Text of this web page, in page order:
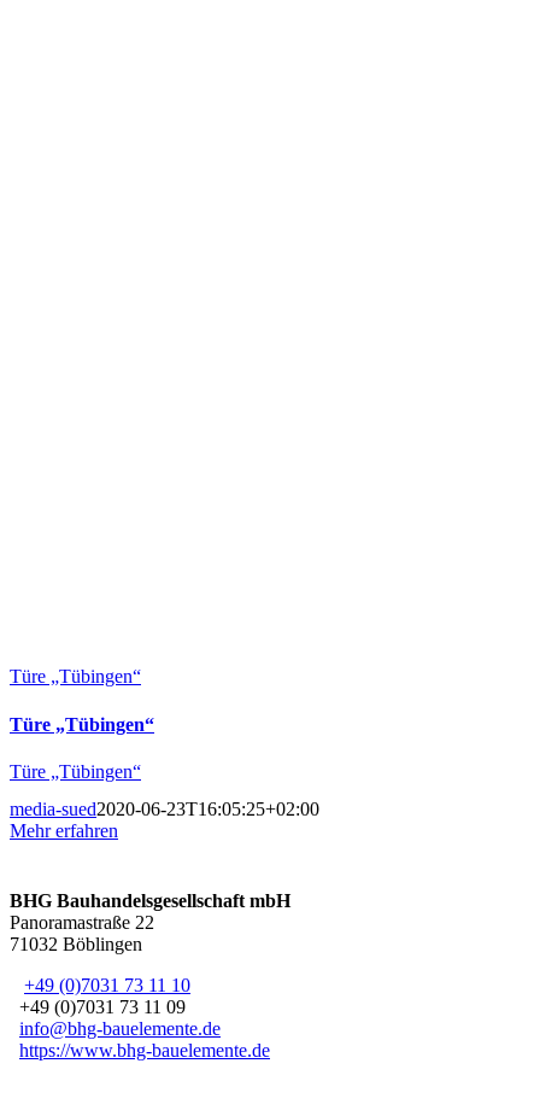
Türe „Tübingen“
Türe „Tübingen“
Türe „Tübingen“
media-sued2020-06-23T16:05:25+02:00
Mehr erfahren
BHG Bauhandelsgesellschaft mbH
Panoramastraße 22
71032 Böblingen
+49 (0)7031 73 11 10
+49 (0)7031 73 11 09
info@bhg-bauelemente.de
https://www.bhg-bauelemente.de